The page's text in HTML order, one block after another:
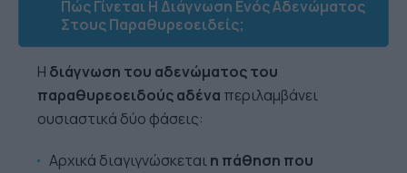
Πώς Γίνεται Η Διάγνωση Ενός Αδενώματος
Στους Παραθυρεοειδείς;
Η διάγνωση του αδενώματος του
παραθυρεοειδούς αδένα περιλαμβάνει
ουσιαστικά δύο φάσεις:
Αρχικά διαγιγνώσκεταιη πάθηση που